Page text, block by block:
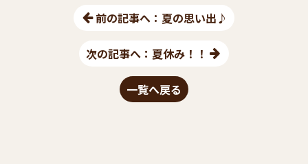
前の記事へ：夏の思い出♪
一覧へ戻る
次の記事へ：夏休み！！